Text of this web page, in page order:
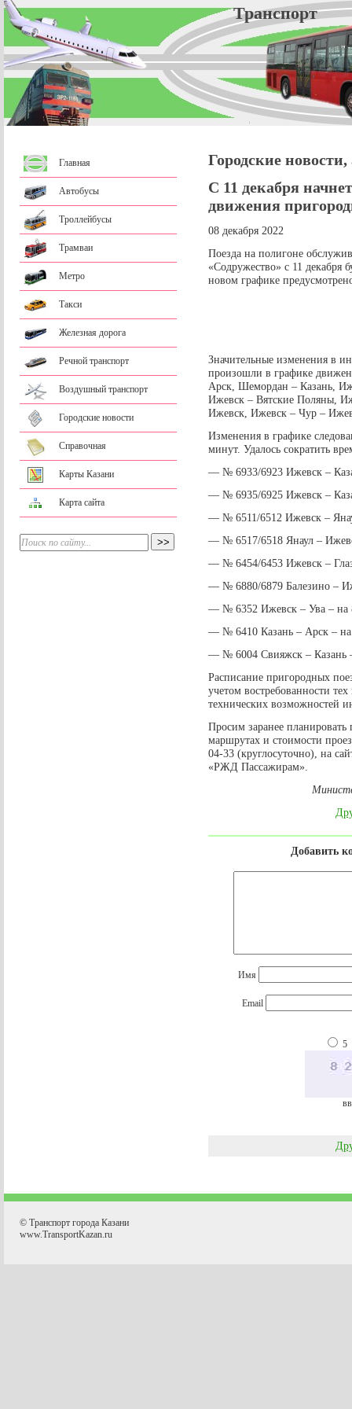
Главная
Автобусы
Троллейбусы
Трамваи
Метро
Такси
Железная дорога
Речной транспорт
Воздушный транспорт
Городские новости
Справочная
Карты Казани
Карта сайта
Городские
С 11 декабря
движения
08 декабря 2022
Поезда на полигоне
«Содружество» с 11 декабря
новом графике
Значительные изменения в
произошли в графике
Арск, Шемордан – Казань,
Ижевск – Вятские Поляны,
Ижевск, Ижевск – Чур –
Изменения в графике
минут. Удалось сократить
— № 6933/6923 Ижевск –
— № 6935/6925 Ижевск –
— № 6511/6512 Ижевск –
— № 6517/6518 Янаул –
— № 6454/6453 Ижевск –
— № 6880/6879 Балезино –
— № 6352 Ижевск – Ува – на
— № 6410 Казань – Арск –
— № 6004 Свияжск – Казань
Расписание пригородных
учетом востребованности
технических возможностей
Просим заранее
маршрутах и стоимости
04-33 (круглосуточно), на
«РЖД Пассажирам».
Добавить
Имя
Email
5
© Транспорт города Казани
www.TransportKazan.ru